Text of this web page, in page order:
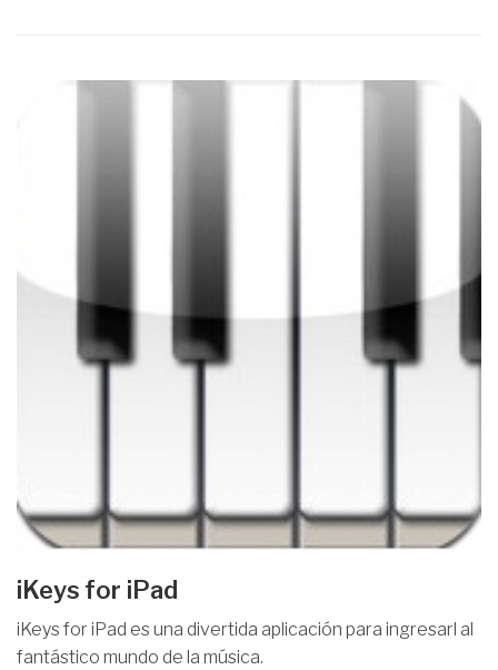
iKeys for iPad
iKeys for iPad es una divertida aplicación para ingresarl al
fantástico mundo de la música.